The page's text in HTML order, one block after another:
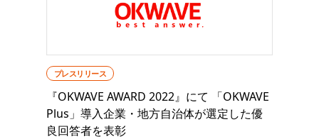
プレスリリース
『OKWAVE AWARD 2022』にて 「OKWAVE
Plus」導入企業・地方自治体が選定した優
良回答者を表彰